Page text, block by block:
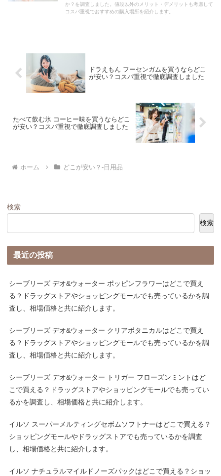
か？を調査しました。値段以外のメリット・デメリットも考慮して
コスパ重視でおすすめの購入場所を紹介します。
ドラえもん フーセンガムを買うならどこ
が安い？コスパ重視で徹底調査しました
たべて飲む氷 コーヒー味を買うならどこ
が安い？コスパ重視で徹底調査しました
ホーム どこが安い？-日用品
検索
検索
最近の投稿
シーブリーズ デオ&ウォーター ポッピンフラワーはどこで買え
る？ドラッグストアやショッピングモールでも売っているかを調
査し、相場価格と共に紹介します。
シーブリーズ デオ&ウォーター クリアボタニカルはどこで買え
る？ドラッグストアやショッピングモールでも売っているかを調
査し、相場価格と共に紹介します。
シーブリーズ デオ&ウォーター トリガー フローズンミントはど
こで買える？ドラッグストアやショッピングモールでも売ってい
るかを調査し、相場価格と共に紹介します。
イルソ スーパーメルティングセボムソフトナーはどこで買える？
ショッピングモールやドラッグストアでも売っているかを調査
し、相場価格と共に紹介します。
イルソ ナチュラルマイルドノーズパックはどこで買える？ショッ